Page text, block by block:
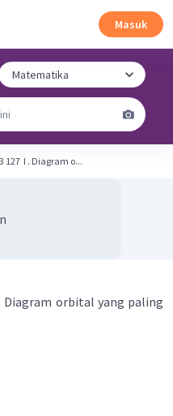
Masuk
I . Diagram o...
Diagram orbital yang paling